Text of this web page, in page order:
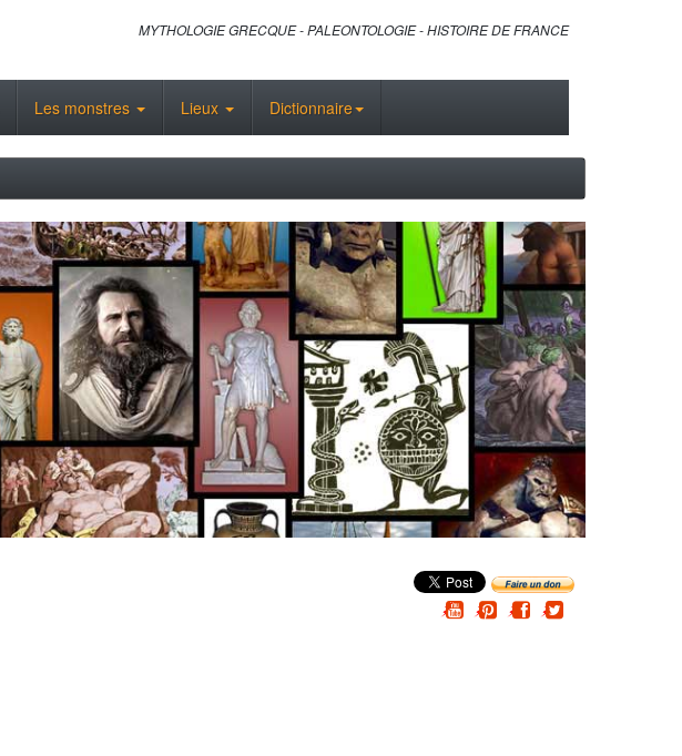
MYTHOLOGIE GRECQUE - PALEONTOLOGIE - HISTOIRE DE FRANCE
Les monstres Lieux Dictionnaire